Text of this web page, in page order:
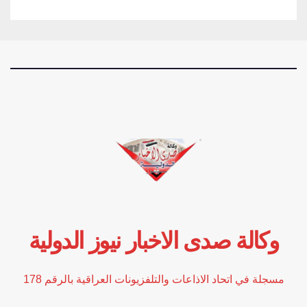
وكالة صدى الاخبار نيوز الدولية
مسجلة في اتحاد الاذاعات والتلفزيونات العراقية بالرقم 178